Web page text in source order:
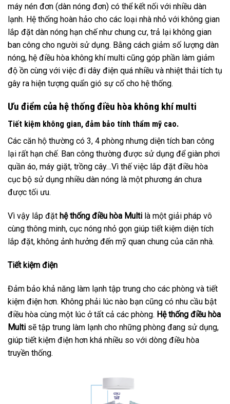
máy nén đơn (dàn nóng đơn) có thể kết nối với nhiều dàn
lạnh. Hệ thống hoàn hảo cho các loại nhà nhỏ với không gian
lắp đặt dàn nóng hạn chế như chung cư, trả lại không gian
ban công cho người sử dụng. Bằng cách giảm số lượng dàn
nóng, hệ điều hòa không khí multi cũng góp phần làm giảm
độ ồn cùng với việc đi dây điện quá nhiều và nhiệt thải tích tụ
gây ra hiện tượng quẩn gió sự cố cho hệ thống.
Ưu điểm của hệ thống điều hòa không khí multi
Tiết kiệm không gian, đảm bảo tính thẩm mỹ cao.
Các căn hộ thường có 3, 4 phòng nhưng diện tích ban công
lại rất hạn chế. Ban công thường được sử dụng để giàn phơi
quần áo, máy giặt, trồng cây…Vì thế việc lắp đặt điều hòa
cục bộ sử dụng nhiều dàn nóng là một phương án chưa
được tối ưu.
Vì vậy lắp đặt hệ thống điều hòa Multi là một giải pháp vô
cùng thông minh, cục nóng nhỏ gọn giúp tiết kiệm diện tích
lắp đặt, không ảnh hưởng đến mỹ quan chung của căn nhà.
Tiết kiệm điện
Đảm bảo khả năng làm lạnh tập trung cho các phòng và tiết
kiệm điện hơn. Không phải lúc nào bạn cũng có nhu cầu bật
điều hòa cùng một lúc ở tất cả các phòng. Hệ thống điều hòa
Multi sẽ tập trung làm lạnh cho những phòng đang sử dụng,
giúp tiết kiệm điện hơn khá nhiều so với dòng điều hòa
truyền thống.